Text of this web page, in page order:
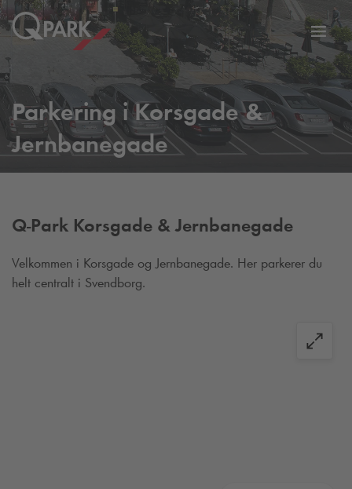
Slå
Parkering i Korsgade &
Jernbanegade
Q-Park Korsgade & Jernbanegade
Velkommen i Korsgade og Jernbanegade. Her parkerer du
helt centralt i Svendborg.